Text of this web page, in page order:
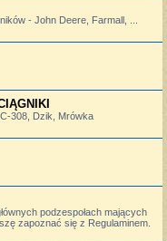
- John Deere, Farmall, ...
308, Dzik, Mrówka
podzespołach mających
zapoznać się z Regulaminem.